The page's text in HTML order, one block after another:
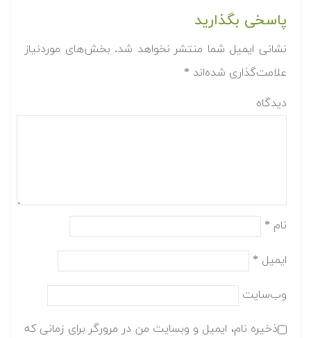
پاسخی بگذارید
نشانی ایمیل شما منتشر نخواهد شد. بخش‌های موردنیاز
علامت‌گذاری شده‌اند *
دیدگاه
نام *
ایمیل *
وب‌سایت
ذخیره نام، ایمیل و وبسایت من در مرورگر برای زمانی که